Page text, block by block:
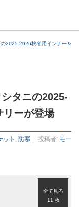
2025-2026秋冬用インナー＆ア
タニの2025-
リーが登場
ット 防寒 投稿者: モー
全て見る
11 枚